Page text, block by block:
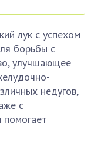
лук с успехом
борьбы с
улучшающее
недугов,
с